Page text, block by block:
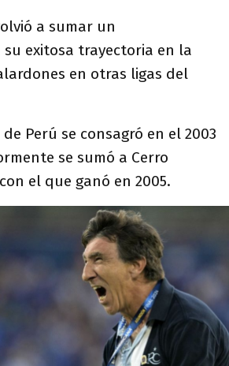
a sumar un
su exitosa trayectoria en la
en otras ligas del
Perú se consagró en el 2003
se sumó a Cerro
el que ganó en 2005.